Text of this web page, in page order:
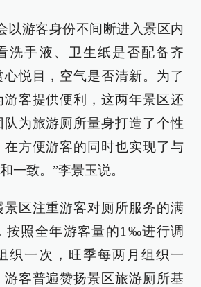
以游客身份不间断进入景区内
洗手液、卫生纸是否配备齐
悦目，空气是否清新。为了
游客提供便利，这两年景区还
为旅游厕所量身打造了个性
方便游客的同时也实现了与
一致。”李景玉说。
区注重游客对厕所服务的满
按照全年游客量的1‰进行调
织一次，旺季每两月组织一
客普遍赞扬景区旅游厕所基